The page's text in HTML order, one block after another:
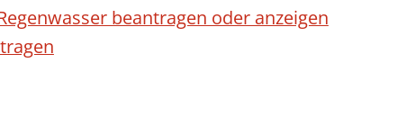
beantragen oder anzeigen